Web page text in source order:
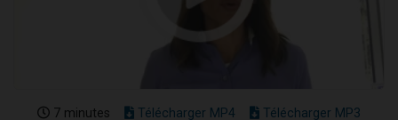
7 minutes Télécharger MP4 Télécharger MP3